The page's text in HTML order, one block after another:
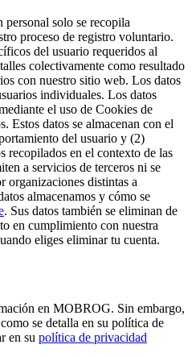
solo se recopila
proceso de registro voluntario.
del usuario requeridos al
colectivamente como resultado
con nuestro sitio web. Los datos
individuales. Los datos
el uso de Cookies de
Estos datos se almacenan con el
del usuario y (2)
recopilados en el contexto de las
a servicios de terceros ni se
organizaciones distintas a
almacenamos y cómo se
. Sus datos también se eliminan de
en cumplimiento con nuestra
eliges eliminar tu cuenta.
en MOBROG. Sin embargo,
se detalla en su política de
en su política de privacidad